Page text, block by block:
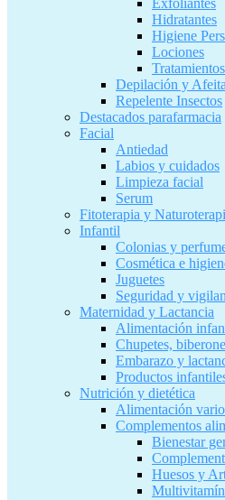
Exfoliantes
Hidratantes
Higiene
Lociones
Depilación y
Repelente Insectos
Destacados parafarmacia
Facial
Antiedad
Labios y cuidados
Limpieza facial
Serum
Fitoterapia y
Infantil
Colonias y
Cosmética e
Juguetes
Seguridad y
Maternidad y Lactancia
Alimentación
Chupetes,
Embarazo y
Productos
Nutrición y dietética
Alimentación
Complementos
Bienestar
Huesos y